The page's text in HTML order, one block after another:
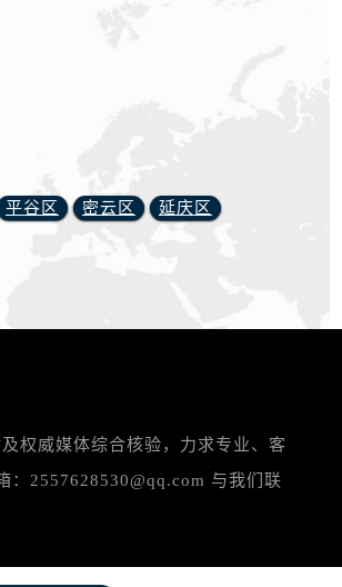
平谷区 密云区
延庆区
权威媒体综合核验，力求专业、客
：2557628530@qq.com 与我们联